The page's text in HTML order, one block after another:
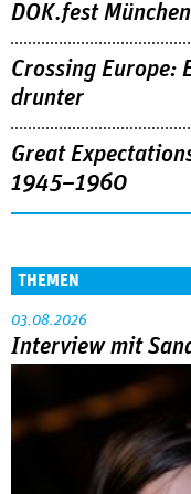
DOK.fest
Crossing Europe:
drunter
Great
1945–1960
THEMEN
03.08.2026
Interview mit